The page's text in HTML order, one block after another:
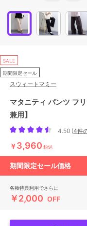
SALE
期間限定セール
スウィートマミー
マタニティ パンツ フ
兼用】
4.50 (4件
￥3,960 税込
期間限定セール価格
各種特典利用でさらに
￥2,000 OFF